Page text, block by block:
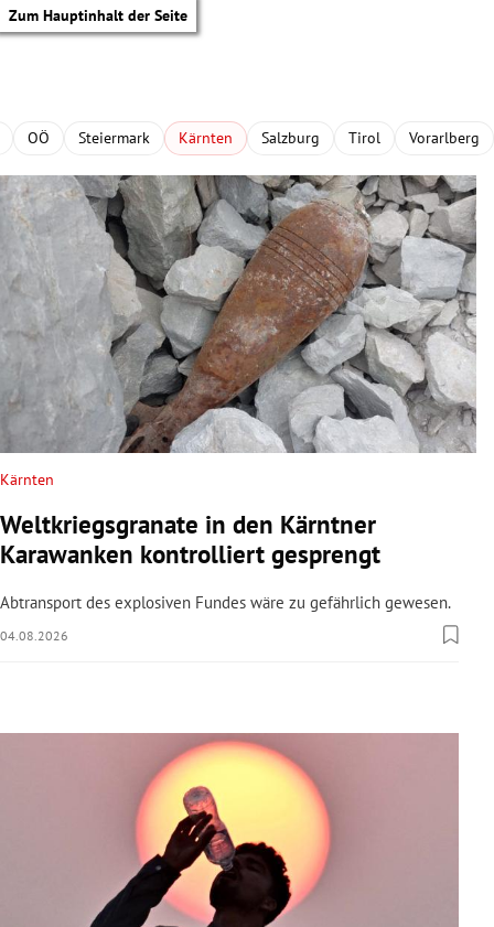
Zum Hauptinhalt der Seite
Untermenü
Untermenü
Untermenü
Untermenü
OÖ Steiermark Kärnten Salzburg Tirol Vorarlberg
Kärnten
Weltkriegsgranate in den Kärntner
Karawanken kontrolliert gesprengt
Abtransport des explosiven Fundes wäre zu gefährlich gewesen.
04.08.2026